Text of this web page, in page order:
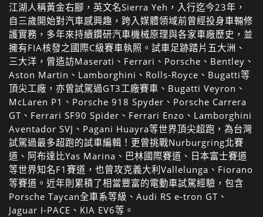
江湖人稱黃金右腳，英文名Sierra Yeh，入行迄今23年，
自三歲開始對汽車感興趣，跨入媒體領域前曾經投身車輛修
護實務，多年來持續鑽研汽車機械原理與各家車廠歷史，並
擁有FIA核發之國際C級賽車執照。試車足跡踏片五大洲、
三大洋，曾造訪Maserati、Ferrari、Porsche、Bentley、
Aston Martin、Lamborghini、Rolls-Royce、Bugatti等
頂尖工廠，亦曾試駕過GT3工廠賽車、Bugatti Veyron、
McLaren P1、Porsche 918 Spyder、Porsche Carrera
GT、Ferrari SF90 Spider、Ferrari Enzo、Lamborghini
Aventador SVJ、Pagani Huayra等世界頂尖超跑，為台灣
試駕過最多超跑的試車編輯！更曾挑戰Nurburgring北賽
道、阿布達比Yas Marina、巴林國際賽道、日本富士賽道
等世界知名F1賽道，也曾攻克義大利Vallelunga、Fiorano
等賽道。近年則累積了相當豐富的電動車試駕經驗，包含
Porsche Taycan全車系等級、Audi RS e-tron GT、
Jaguar I-PACE、KIA EV6等。